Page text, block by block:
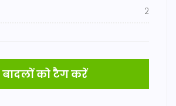
2
बादलों को टैग करें